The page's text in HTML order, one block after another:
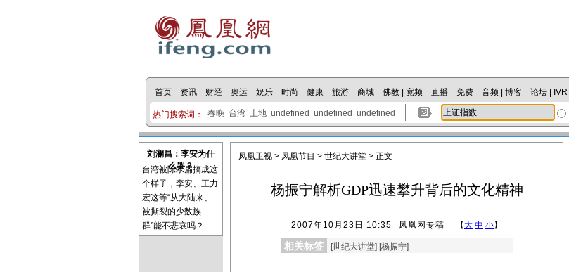
首页 资讯 财经 奥运 娱乐 时尚 健康 旅游 商城 佛教 宽频 直播 免费 音频 博客 论坛 IVR
热门搜索词： 春晚 台湾 土地 undefined undefined undefined
刘澜昌：李安为什
么哭？
台湾被陈水扁搞成这
个样子，李安、王力
宏这等“从大陆来、
被撕裂的少数族
群”能不悲哀吗？
凤凰卫视 > 凤凰节目 > 世纪大讲堂 > 正文
杨振宁解析GDP迅速攀升背后的文化精神
2007年10月23日 10:35 凤凰网专稿 【大 中 小】
相关标签 [世纪大讲堂] [杨振宁]